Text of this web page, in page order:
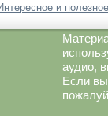
и полезное
аудио,
Если вы